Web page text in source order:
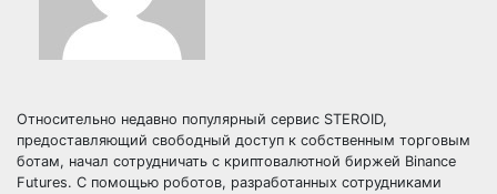
Относительно недавно популярный сервис STEROID,
предоставляющий свободный доступ к собственным торговым
ботам, начал сотрудничать с криптовалютной биржей Binance
Futures. С помощью роботов, разработанных сотрудниками